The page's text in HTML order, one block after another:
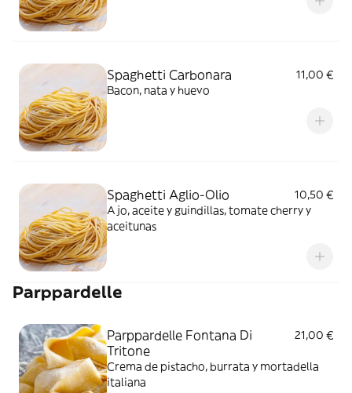
Spaghetti Carbonara
11,00 €
Bacon, nata y huevo
Spaghetti Aglio-Olio
10,50 €
Ajo, aceite y guindillas, tomate cherry y
aceitunas
Parppardelle
Parppardelle Fontana Di
Tritone
21,00 €
Crema de pistacho, burrata y mortadella
italiana